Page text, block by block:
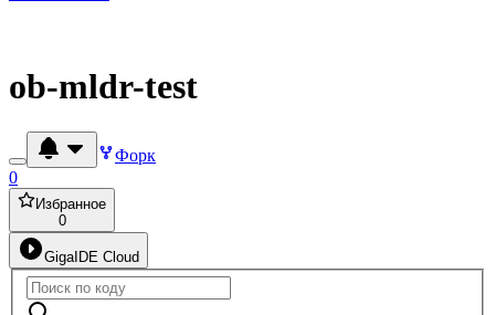
ob-mldr-test
Форк
0
Избранное
0
GigaIDE Cloud